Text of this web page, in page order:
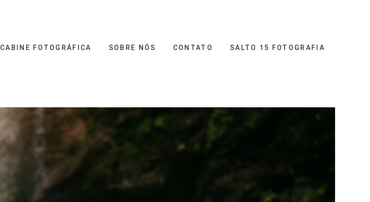
CABINE FOTOGRÁFICA SOBRE NÓS CONTATO SALTO 15 FOTOGRAFIA